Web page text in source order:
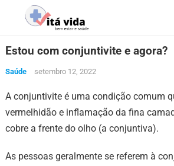
Estou com conjuntivite e agora?
Saúde setembro 12, 2022
A conjuntivite é uma condição comum
vermelhidão e inflamação da fina
cobre a frente do olho (a conjuntiva).
As pessoas geralmente se referem à